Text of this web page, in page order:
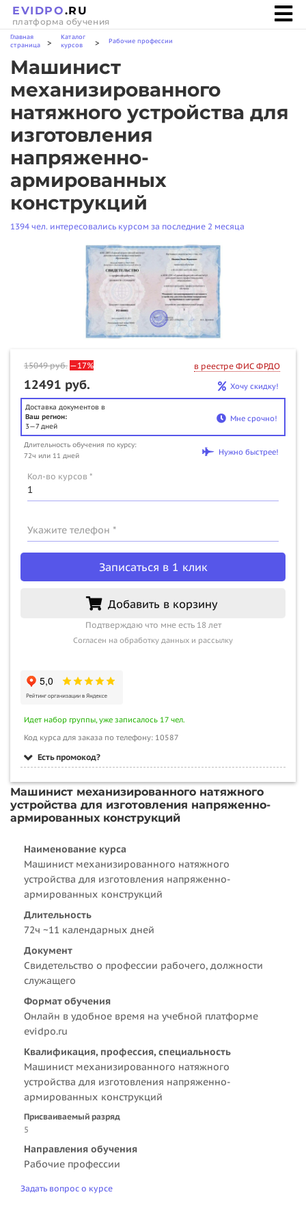
EVIDPO.RU
платформа обучения
Главная
страница
>
Каталог
курсов
> Рабочие профессии
Машинист
механизированного
натяжного устройства для
изготовления
напряженно-
армированных
конструкций
1394 чел. интересовались курсом за последние 2 месяца
15049руб. —17% в реестре ФИС ФРДО
12491 руб. Хочу скидку!
Доставка документов в
Ваш регион:
3—7 дней
Мне срочно!
Длительность обучения по курсу:
72ч или 11 дней
Нужно быстрее!
Кол-во курсов *
Укажите телефон *
Записаться в 1 клик
Добавить в корзину
Подтверждаю что мне есть 18 лет
Согласен на обработку данных и рассылку
Идет набор группы, уже записалось 17 чел.
Код курса для заказа по телефону: 10587
Есть промокод?
Машинист механизированного натяжного
устройства для изготовления напряженно-
армированных конструкций
Наименование курса
Машинист механизированного натяжного
устройства для изготовления напряженно-
армированных конструкций
Длительность
72ч ~11 календарных дней
Документ
Свидетельство о профессии рабочего, должности
служащего
Формат обучения
Онлайн в удобное время на учебной платформе
evidpo.ru
Квалификация, профессия, специальность
Машинист механизированного натяжного
устройства для изготовления напряженно-
армированных конструкций
Присваиваемый разряд
5
Направления обучения
Рабочие профессии
Задать вопрос о курсе